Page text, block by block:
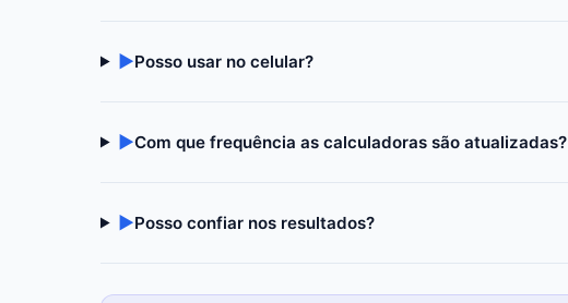
▶Posso usar no celular?
▶Com que frequência as calculadoras são atualizadas?
▶Posso confiar nos resultados?